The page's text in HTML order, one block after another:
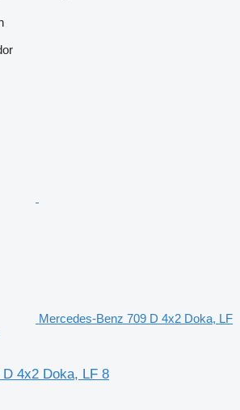
Mercedes-Benz 709 D 4x2 Doka, LF
4x2 Doka, LF 8